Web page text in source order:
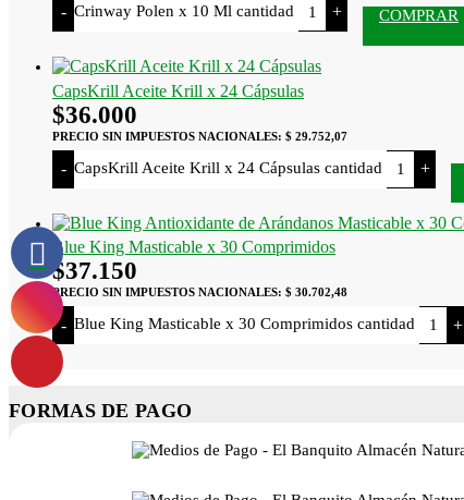
- Crinway Polen x 10 Ml cantidad + COMPRAR
CapsKrill Aceite Krill x 24 Cápsulas
$36.000
PRECIO SIN IMPUESTOS NACIONALES: $ 29.752,07
- CapsKrill Aceite Krill x 24 Cápsulas cantidad +
Blue King Masticable x 30 Comprimidos
$37.150
PRECIO SIN IMPUESTOS NACIONALES: $ 30.702,48
- Blue King Masticable x 30 Comprimidos cantidad +
FORMAS DE PAGO